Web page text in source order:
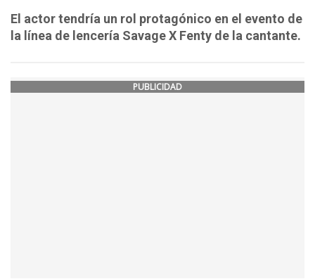
El actor tendría un rol protagónico en el evento de
la línea de lencería Savage X Fenty de la cantante.
PUBLICIDAD